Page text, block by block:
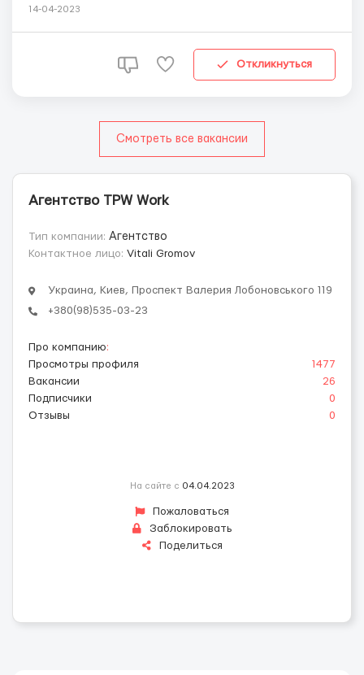
нетто/час. График работы 5 дней в неделю, по 8 часов,
14-04-2023
Откликнуться
Смотреть все вакансии
Агентство TPW Work
Тип компании: Агентство
Контактное лицо: Vitali Grоmov
Украина, Киев, Проспект Валерия Лобоновського 119
+380(98)535-03-23
Про компанию:
Просмотры профиля
1477
Вакансии
26
Подписчики
0
Отзывы
0
На сайте с 04.04.2023
Пожаловаться
Заблокировать
Поделиться